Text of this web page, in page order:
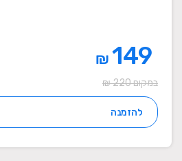
₪
במקום 220 ₪
להזמנה